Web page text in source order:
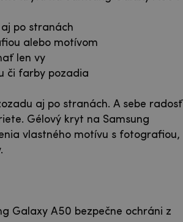
po stranách
alebo motívom
len vy
či farby pozadia
aj po stranách. A sebe radosť
Gélový kryt na Samsung
vlastného motívu s fotografiou,
Galaxy A50 bezpečne ochráni z